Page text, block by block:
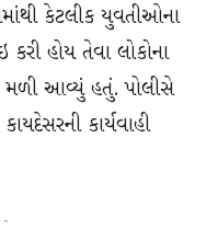
કેટલીક યુવતીઓના
હોય તેવા લોકોના
મળી આવ્યું હતું. પોલીસે
કાર્યવાહી
-